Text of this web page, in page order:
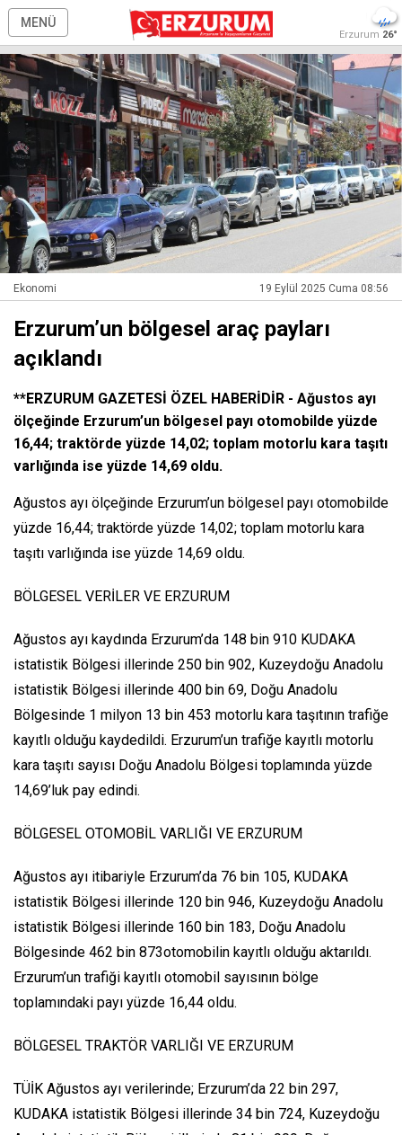
MENÜ
Erzurum 26°
Ekonomi 19 Eylül 2025 Cuma 08:56
Erzurum’un bölgesel araç payları
açıklandı
**ERZURUM GAZETESİ ÖZEL HABERİDİR - Ağustos ayı
ölçeğinde Erzurum’un bölgesel payı otomobilde yüzde
16,44; traktörde yüzde 14,02; toplam motorlu kara taşıtı
varlığında ise yüzde 14,69 oldu.
Ağustos ayı ölçeğinde Erzurum’un bölgesel payı otomobilde
yüzde 16,44; traktörde yüzde 14,02; toplam motorlu kara
taşıtı varlığında ise yüzde 14,69 oldu.
BÖLGESEL VERİLER VE ERZURUM
Ağustos ayı kaydında Erzurum’da 148 bin 910 KUDAKA
istatistik Bölgesi illerinde 250 bin 902, Kuzeydoğu Anadolu
istatistik Bölgesi illerinde 400 bin 69, Doğu Anadolu
Bölgesinde 1 milyon 13 bin 453 motorlu kara taşıtının trafiğe
kayıtlı olduğu kaydedildi. Erzurum’un trafiğe kayıtlı motorlu
kara taşıtı sayısı Doğu Anadolu Bölgesi toplamında yüzde
14,69’luk pay edindi.
BÖLGESEL OTOMOBİL VARLIĞI VE ERZURUM
Ağustos ayı itibariyle Erzurum’da 76 bin 105, KUDAKA
istatistik Bölgesi illerinde 120 bin 946, Kuzeydoğu Anadolu
istatistik Bölgesi illerinde 160 bin 183, Doğu Anadolu
Bölgesinde 462 bin 873otomobilin kayıtlı olduğu aktarıldı.
Erzurum’un trafiği kayıtlı otomobil sayısının bölge
toplamındaki payı yüzde 16,44 oldu.
BÖLGESEL TRAKTÖR VARLIĞI VE ERZURUM
TÜİK Ağustos ayı verilerinde; Erzurum’da 22 bin 297,
KUDAKA istatistik Bölgesi illerinde 34 bin 724, Kuzeydoğu